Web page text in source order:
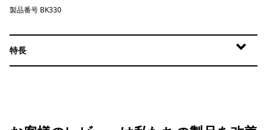
製品番号 BK330
特長